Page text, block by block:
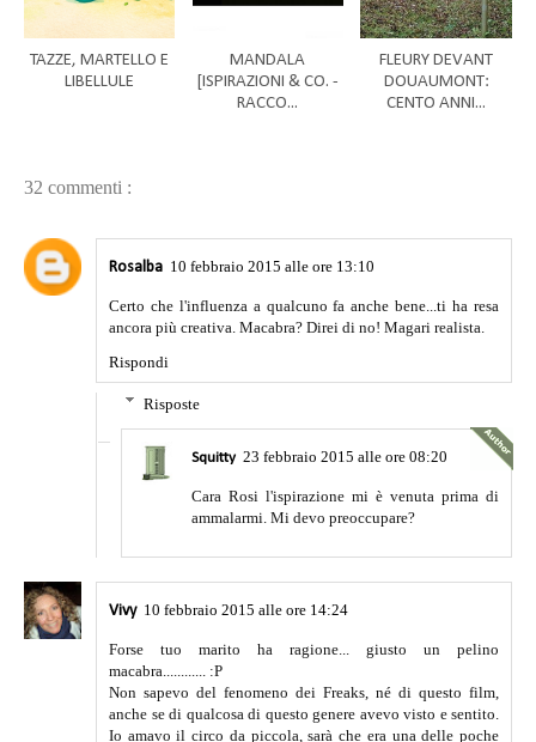
TAZZE, MARTELLO E
LIBELLULE
MANDALA
[ISPIRAZIONI & CO. -
RACCO...
FLEURY DEVANT
DOUAUMONT:
CENTO ANNI...
32 commenti :
Rosalba 10 febbraio 2015 alle ore 13:10
Certo che l'influenza a qualcuno fa anche bene...ti ha resa
ancora più creativa. Macabra? Direi di no! Magari realista.
Rispondi
Risposte
Squitty 23 febbraio 2015 alle ore 08:20
Cara Rosi l'ispirazione mi è venuta prima di
ammalarmi. Mi devo preoccupare?
Vivy 10 febbraio 2015 alle ore 14:24
Forse tuo marito ha ragione... giusto un pelino
macabra............ :P
Non sapevo del fenomeno dei Freaks, né di questo film,
anche se di qualcosa di questo genere avevo visto e sentito.
Io amavo il circo da piccola, sarà che era una delle poche